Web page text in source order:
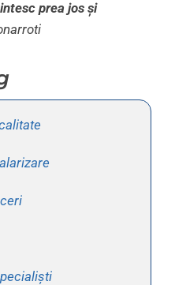
prea jos și